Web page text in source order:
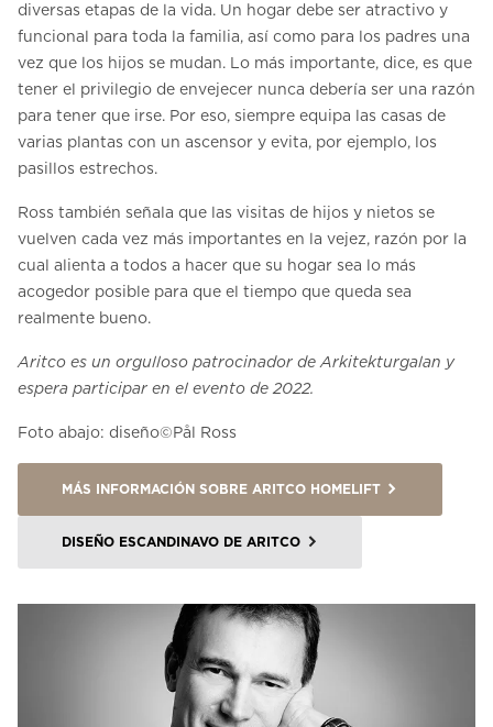
diversas etapas de la vida. Un hogar debe ser atractivo y
funcional para toda la familia, así como para los padres una
vez que los hijos se mudan. Lo más importante, dice, es que
tener el privilegio de envejecer nunca debería ser una razón
para tener que irse. Por eso, siempre equipa las casas de
varias plantas con un ascensor y evita, por ejemplo, los
pasillos estrechos.
Ross también señala que las visitas de hijos y nietos se
vuelven cada vez más importantes en la vejez, razón por la
cual alienta a todos a hacer que su hogar sea lo más
acogedor posible para que el tiempo que queda sea
realmente bueno.
Aritco es un orgulloso patrocinador de Arkitekturgalan y
espera participar en el evento de 2022.
Foto abajo: diseño©️Pål Ross
MÁS INFORMACIÓN SOBRE ARITCO HOMELIFT
DISEÑO ESCANDINAVO DE ARITCO